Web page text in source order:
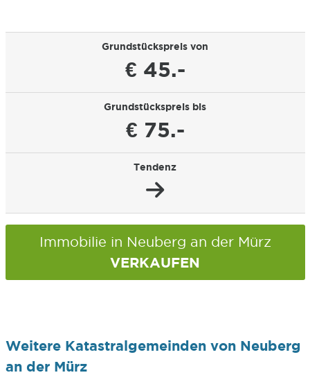
Grundstückspreis von
€ 45.-
Grundstückspreis bis
€ 75.-
Tendenz
Immobilie in Neuberg an der Mürz
VERKAUFEN
Weitere Katastralgemeinden von Neuberg
an der Mürz